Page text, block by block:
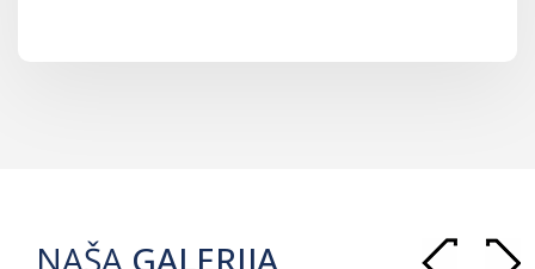
NAŠA GALERIJA